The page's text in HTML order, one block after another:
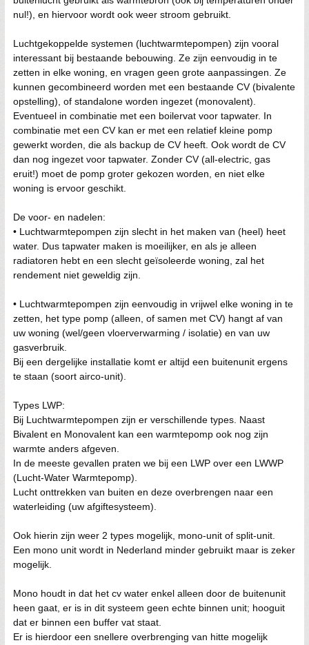
nul!), en hiervoor wordt ook weer stroom gebruikt.
Luchtgekoppelde systemen (luchtwarmtepompen) zijn vooral
interessant bij bestaande bebouwing. Ze zijn eenvoudig in te
zetten in elke woning, en vragen geen grote aanpassingen. Ze
kunnen gecombineerd worden met een bestaande CV (bivalente
opstelling), of standalone worden ingezet (monovalent).
Eventueel in combinatie met een boilervat voor tapwater. In
combinatie met een CV kan er met een relatief kleine pomp
gewerkt worden, die als backup de CV heeft. Ook wordt de CV
dan nog ingezet voor tapwater. Zonder CV (all-electric, gas
eruit!) moet de pomp groter gekozen worden, en niet elke
woning is ervoor geschikt.
De voor- en nadelen:
• Luchtwarmtepompen zijn slecht in het maken van (heel) heet
water. Dus tapwater maken is moeilijker, en als je alleen
radiatoren hebt en een slecht geïsoleerde woning, zal het
rendement niet geweldig zijn.
• Luchtwarmtepompen zijn eenvoudig in vrijwel elke woning in te
zetten, het type pomp (alleen, of samen met CV) hangt af van
uw woning (wel/geen vloerverwarming / isolatie) en van uw
gasverbruik.
Bij een dergelijke installatie komt er altijd een buitenunit ergens
te staan (soort airco-unit).
Types LWP:
Bij Luchtwarmtepompen zijn er verschillende types. Naast
Bivalent en Monovalent kan een warmtepomp ook nog zijn
warmte anders afgeven.
In de meeste gevallen praten we bij een LWP over een LWWP
(Lucht-Water Warmtepomp).
Lucht onttrekken van buiten en deze overbrengen naar een
waterleiding (uw afgiftesysteem).
Ook hierin zijn weer 2 types mogelijk, mono-unit of split-unit.
Een mono unit wordt in Nederland minder gebruikt maar is zeker
mogelijk.
Mono houdt in dat het cv water enkel alleen door de buitenunit
heen gaat, er is in dit systeem geen echte binnen unit; hooguit
dat er binnen een buffer vat staat.
Er is hierdoor een snellere overbrenging van hitte mogelijk